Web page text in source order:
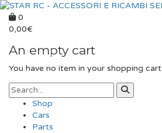
0
0,00€
An empty cart
You have no item in your shopping cart
Shop
Cars
Parts